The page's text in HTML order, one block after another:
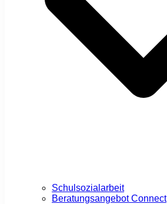
Schulsozialarbeit
Beratungsangebot Connect